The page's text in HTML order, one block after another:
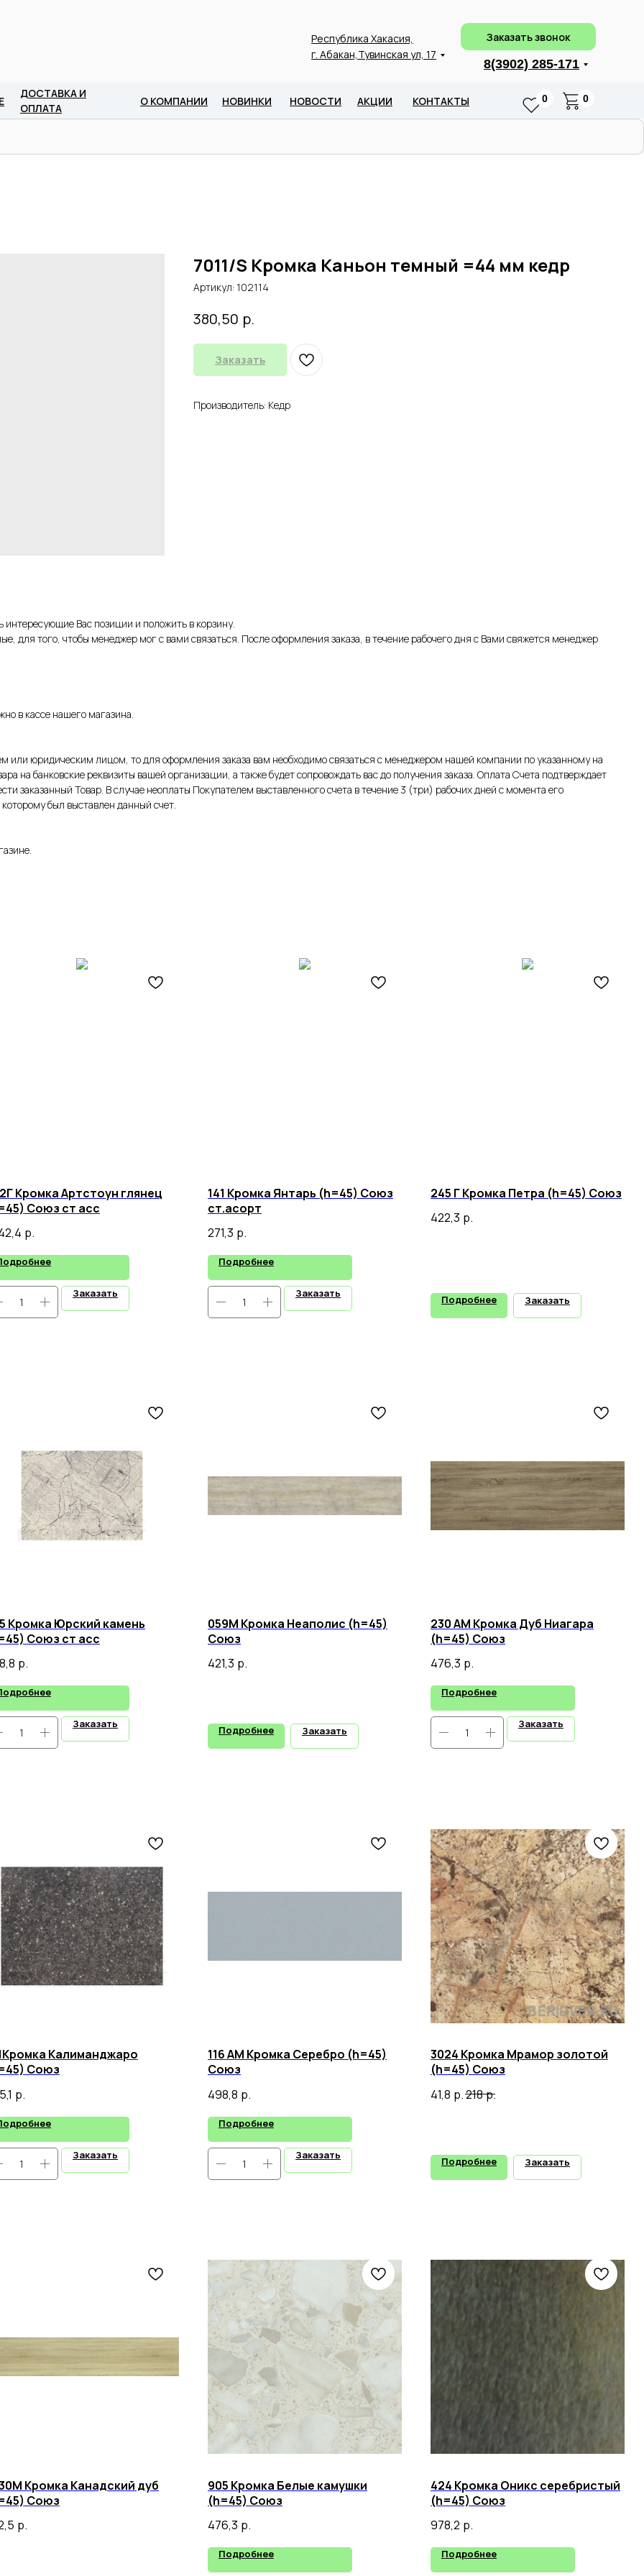
Республика Хакасия,
г. Абакан,Тувинская ул, 17
8(3902) 285-171
Заказать звонок
0
0
ДОСТАВКА И
ОПЛАТА
О КОМПАНИИ АКЦИИ
НОВОСТИ
НОВИНКИ КОНТАКТЫ
7011/S Кромка Каньон темный =44 мм кедр
Артикул: 102114
380,50 р.
Заказать
Производитель: Кедр
интересующие Вас позиции и положить в корзину.
для того, чтобы менеджер мог с вами связаться. После оформления заказа, в течение рабочего дня с Вами свяжется менеджер
в кассе нашего магазина.
юридическим лицом, то для оформления заказа вам необходимо связаться с менеджером нашей компании по указанному на
на банковские реквизиты вашей организации, а также будет сопровождать вас до получения заказа. Оплата Счета подтверждает
заказанный Товар. В случае неоплаты Покупателем выставленного счета в течение 3 (три) рабочих дней с момента его
был выставлен данный счет.
Кромка Артстоун глянец
Союз ст асс
р.
Заказать
141 Кромка Янтарь (h=45) Союз
ст.асорт
271,3 р.
Подробнее
Заказать
245 Г Кромка Петра (h=45) Союз
422,3 р.
Подробнее Заказать
Кромка Юрский камень
Союз ст асс
р.
Заказать
059М Кромка Неаполис (h=45)
Союз
421,3 р.
Подробнее Заказать
230 АМ Кромка Дуб Ниагара
(h=45) Союз
476,3 р.
Подробнее
Заказать
Калиманджаро
Союз
р.
Заказать
116 АМ Кромка Серебро (h=45)
Союз
498,8 р.
Подробнее
Заказать
3024 Кромка Мрамор золотой
(h=45) Союз
41,8 р.218р.
Подробнее Заказать
Кромка Канадский дуб
Союз
р.
905 Кромка Белые камушки
(h=45) Союз
476,3 р.
Подробнее
424 Кромка Оникс серебристый
(h=45) Союз
978,2 р.
Подробнее